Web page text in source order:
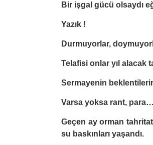
Bir işgal gücü olsaydı
Yazık !
Durmuyorlar,
Telafisi onlar yıl alacak
Sermayenin
Varsa yoksa rant, para…
Geçen ay orman
su baskınları yaşandı.